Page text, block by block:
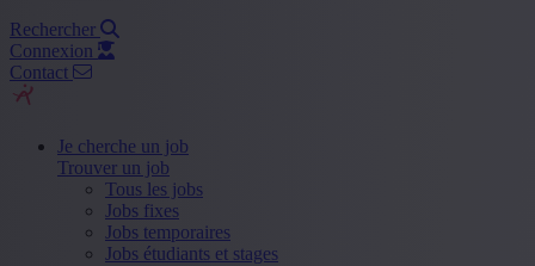
Rechercher
Connexion
Contact
Je cherche un job
Trouver un job
Tous les jobs
Jobs fixes
Jobs temporaires
Jobs étudiants et stages